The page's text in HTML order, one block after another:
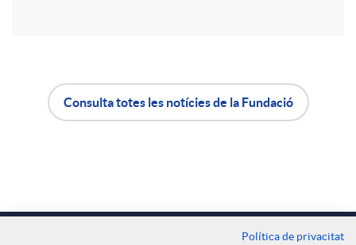
a
l
t
Consulta totes les notícies de la Fundació
Política de privacitat